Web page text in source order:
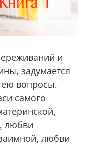
и
задумается
ею вопросы.
самого
любви
любви